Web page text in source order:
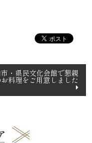
・県民文化会館で懇親
料理をご用意しました